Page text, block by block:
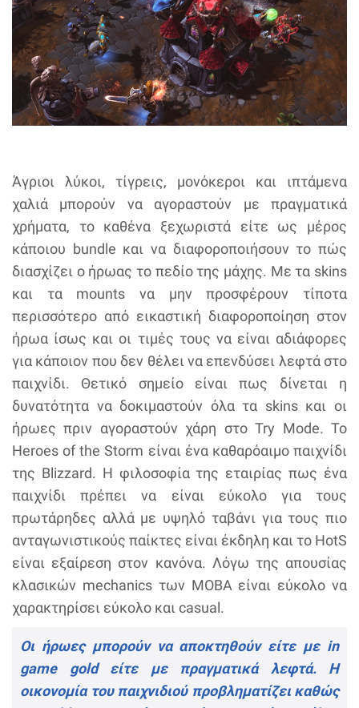
Άγριοι λύκοι, τίγρεις, μονόκεροι και ιπτάμενα
χαλιά μπορούν να αγοραστούν με πραγματικά
χρήματα, το καθένα ξεχωριστά είτε ως μέρος
κάποιου bundle και να διαφοροποιήσουν το πώς
διασχίζει ο ήρωας το πεδίο της μάχης. Με τα skins
και τα mounts να μην προσφέρουν τίποτα
περισσότερο από εικαστική διαφοροποίηση στον
ήρωα ίσως και οι τιμές τους να είναι αδιάφορες
για κάποιον που δεν θέλει να επενδύσει λεφτά στο
παιχνίδι. Θετικό σημείο είναι πως δίνεται η
δυνατότητα να δοκιμαστούν όλα τα skins και οι
ήρωες πριν αγοραστούν χάρη στο Try Mode. Το
Heroes of the Storm είναι ένα καθαρόαιμο παιχνίδι
της Blizzard. Η φιλοσοφία της εταιρίας πως ένα
παιχνίδι πρέπει να είναι εύκολο για τους
πρωτάρηδες αλλά με υψηλό ταβάνι για τους πιο
ανταγωνιστικούς παίκτες είναι έκδηλη και το HotS
είναι εξαίρεση στον κανόνα. Λόγω της απουσίας
κλασικών mechanics των MOBA είναι εύκολο να
χαρακτηρίσει εύκολο και casual.
Οι ήρωες μπορούν να αποκτηθούν είτε με in
game gold είτε με πραγματικά λεφτά. Η
οικονομία του παιχνιδιού προβληματίζει καθώς